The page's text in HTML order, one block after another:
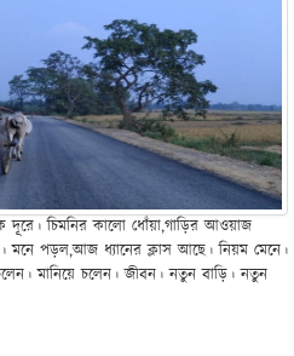
দূরে। চিমনির কালো ধোঁয়া,গাড়ির আওয়াজ
মনে পড়ল,আজ ধ্যানের ক্লাস আছে। নিয়ম মেনে।
মানিয়ে চলেন। জীবন। নতুন বাড়ি। নতুন